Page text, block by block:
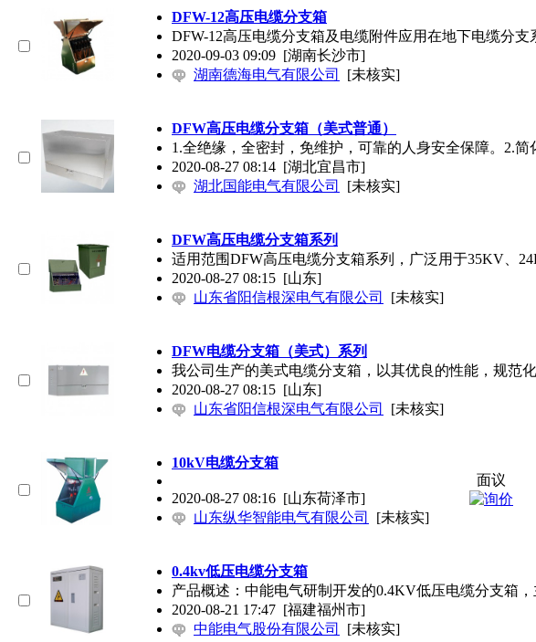
DFW-12高压电缆分支箱
DFW-12高压电缆分支箱及电缆附件应用在地下电缆分支
2020-09-03 09:09 [湖南长沙市]
湖南德海电气有限公司
[未核实]
DFW高压电缆分支箱（美式普通）
1.全绝缘，全密封，免维护，可靠的人身安全保障。2.
2020-08-27 08:14 [湖北宜昌市]
湖北国能电气有限公司
[未核实]
DFW高压电缆分支箱系列
适用范围DFW高压电缆分支箱系列，广泛用于35KV、
2020-08-27 08:15 [山东]
山东省阳信根深电气有限公司
[未核实]
DFW电缆分支箱（美式）系列
我公司生产的美式电缆分支箱，以其优良的性能，规范
2020-08-27 08:15 [山东]
山东省阳信根深电气有限公司
[未核实]
10kV电缆分支箱
2020-08-27 08:16 [山东荷泽市]
山东纵华智能电气有限公司
[未核实]
面议
0.4kv低压电缆分支箱
产品概述：中能电气研制开发的0.4KV低压电缆分支箱，
2020-08-21 17:47 [福建福州市]
中能电气股份有限公司
[未核实]